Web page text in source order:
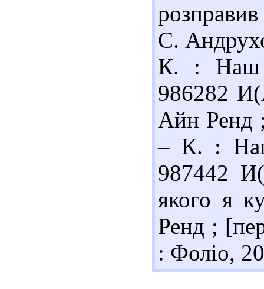
С.
К. : Наш
986282
Айн Ренд
– К. :
987442
якого я
Ренд ;
: Фоліо,